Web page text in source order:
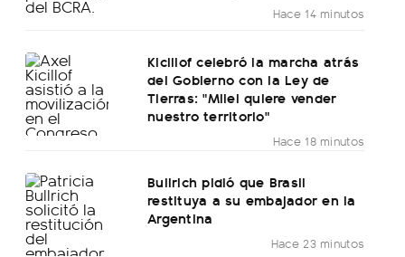
Hace 14 minutos
Kicillof celebró la marcha atrás
del Gobierno con la Ley de
Tierras: "Milei quiere vender
nuestro territorio"
Hace 18 minutos
Bullrich pidió que Brasil
restituya a su embajador en la
Argentina
Hace 23 minutos